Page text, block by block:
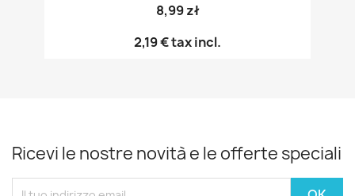
8,99 zł
2,19 €tax incl.
Ricevi le nostre novità e le offerte speciali